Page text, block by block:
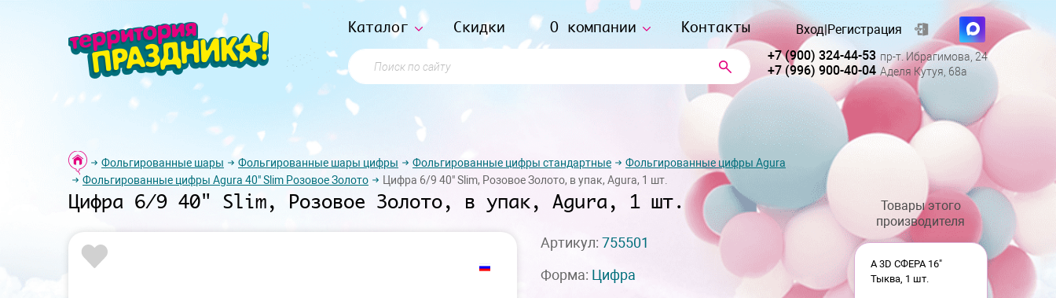
Каталог Скидки О компании Контакты
Поиск по сайту
Вход|Регистрация
+7 (900) 324-44-53 пр-т. Ибрагимова, 24
+7 (996) 900-40-04 Аделя Кутуя, 68а
Фольгированные шары Фольгированные шары цифры Фольгированные цифры стандартные
Фольгированные цифры Agura
Фольгированные цифры Agura 40" Slim Розовое Золото
Цифра 6/9 40" Slim, Розовое Золото, в упак, Agura, 1 шт.
Цифра 6/9 40" Slim, Розовое Золото, в упак, Agura, 1 шт.
Артикул: 755501
Форма: Цифра
Товары этого
производителя
А 3D СФЕРА 16"
Тыква, 1 шт.